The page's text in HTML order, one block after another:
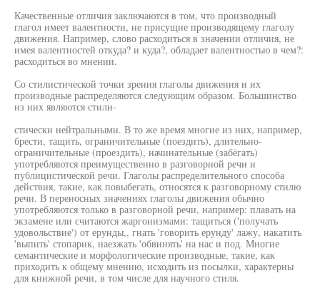
Качественные отличия заключаются в том, что производный
глагол имеет валентности, не присущие производящему глаголу
движения. Например, слово расходиться в значении отличия, не
имея валентностей откуда? и куда?, обладает валентностью в чем?:
расходиться во мнении.
Со стилистической точки зрения глаголы движения и их
производные распределяются следующим образом. Большинство
из них являются стили-
стически нейтральными. В то же время многие из них, например,
брести, тащить, ограничительные (поездить), длительно-
ограничительные (проездить), начинательные (забёгать)
употребляются преимущественно в разговорной речи и
публицистической речи. Глаголы распределительного способа
действия, такие, как повыбегать, относятся к разговорному стилю
речи. В переносных значениях глаголы движения обычно
употребляются только в разговорной речи, например: плавать на
экзамене или считаются жаргонизмами: тащиться ('получать
удовольствие') от ерунды,, гнать 'говорить ерунду' лажу, накатить
'выпить' стопарик, наезжать 'обвинять' на нас и под. Многие
семантические и морфологические производные, такие, как
приходить к общему мнению, исходить из посылки, характерны
для книжной речи, в том числе для научного стиля.